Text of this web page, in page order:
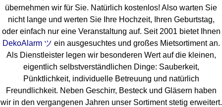
übernehmen wir für Sie. Natürlich kostenlos! Also warten Sie
nicht lange und werten Sie Ihre Hochzeit, Ihren Geburtstag,
oder einfach nur eine Veranstaltung auf. Seit 2001 bietet Ihnen
DekoAlarm ツ ein ausgesuchtes und großes Mietsortiment an.
Als Dienstleister legen wir besonderen Wert auf die kleinen,
eigentlich selbstverständlichen Dinge: Sauberkeit,
Pünktlichkeit, individuelle Betreuung und natürlich
Freundlichkeit. Neben Geschirr, Besteck und Gläsern haben
wir in den vergangenen Jahren unser Sortiment stetig erweitert.